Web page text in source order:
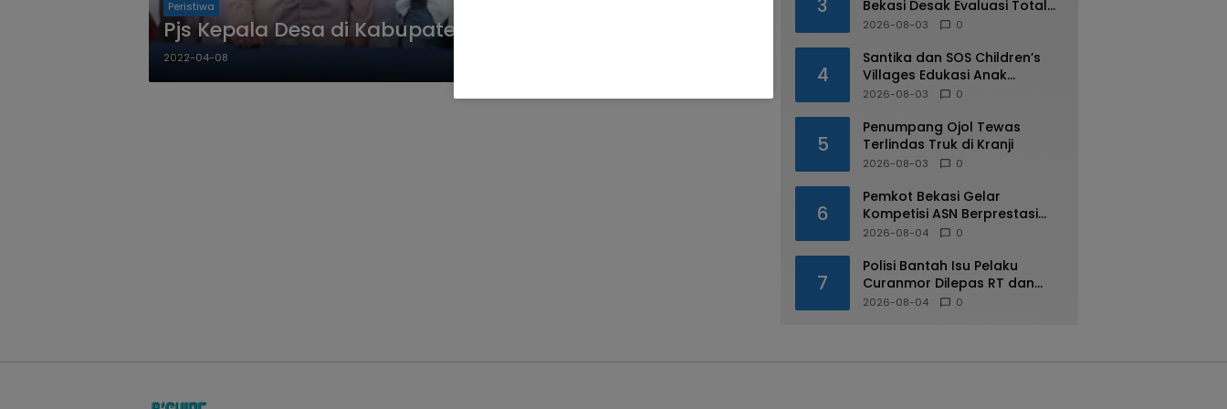
Peristiwa
Pjs Kepala Desa di Kabupaten Bekasi Ditangkap Polisi
2022-04-08
3
Bekasi Desak Evaluasi Total
Usai Dugaan Pungli Oknum
2026-08-03 0
4
Santika dan SOS Children’s
Villages Edukasi Anak
Mengenal Industri Perhotelan
2026-08-03 0
5
Penumpang Ojol Tewas
Terlindas Truk di Kranji
2026-08-03 0
6
Pemkot Bekasi Gelar
Kompetisi ASN Berprestasi
pada HUT RI ke-81
2026-08-04 0
7
Polisi Bantah Isu Pelaku
Curanmor Dilepas RT dan
Warga di Pejuang
2026-08-04 0